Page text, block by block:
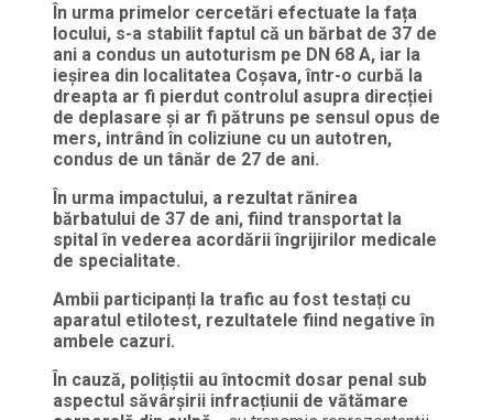
În urma primelor cercetări efectuate la fața
locului, s-a stabilit faptul că un bărbat de 37 de
ani a condus un autoturism pe DN 68 A, iar la
ieșirea din localitatea Coșava, într-o curbă la
dreapta ar fi pierdut controlul asupra direcției
de deplasare și ar fi pătruns pe sensul opus de
mers, intrând în coliziune cu un autotren,
condus de un tânăr de 27 de ani.
În urma impactului, a rezultat rănirea
bărbatului de 37 de ani, fiind transportat la
spital în vederea acordării îngrijirilor medicale
de specialitate.
Ambii participanți la trafic au fost testați cu
aparatul etilotest, rezultatele fiind negative în
ambele cazuri.
În cauză, polițiștii au întocmit dosar penal sub
aspectul săvârșirii infracțiunii de vătămare